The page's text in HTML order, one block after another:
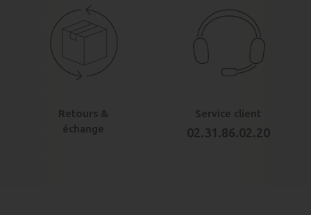
Retours &
échange
Service client
02.31.86.02.20